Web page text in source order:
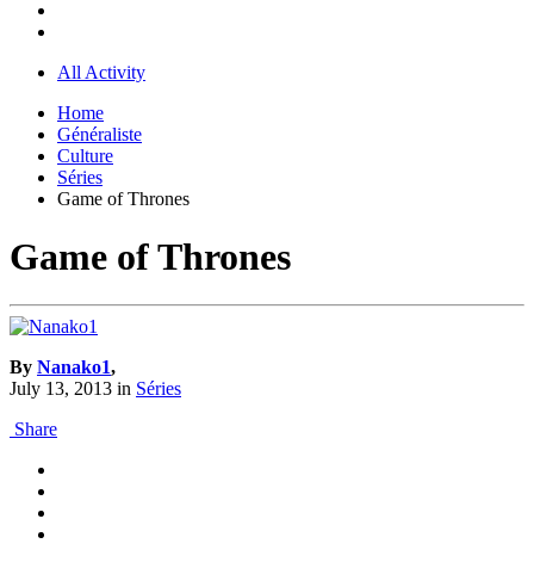
All Activity
Home
Généraliste
Culture
Séries
Game of Thrones
Game of Thrones
By Nanako1,
July 13, 2013 in Séries
Share